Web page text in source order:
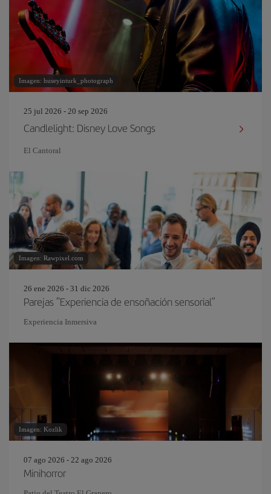
Imagen: huseyinturk_photograph
25 jul 2026 - 20 sep 2026
Candlelight: Disney Love Songs
El Cantoral
Imagen: Rawpixel.com
26 ene 2026 - 31 dic 2026
Parejas “Experiencia de ensoñación sensorial”
Experiencia Inmersiva
Imagen: Kozlik
07 ago 2026 - 22 ago 2026
Minihorror